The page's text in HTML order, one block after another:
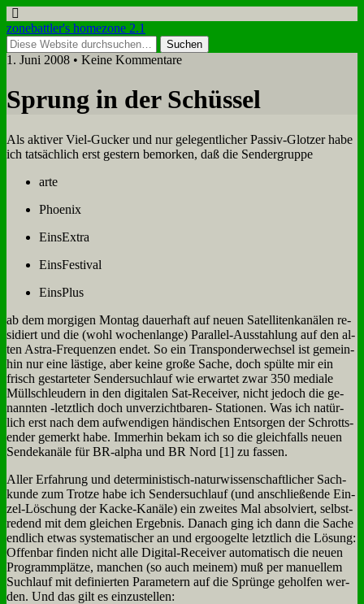
zonebattler's homezone 2.1
1. Juni 2008 • Keine Kommentare
Sprung in der Schüs­sel
Als ak­ti­ver Viel-Gucker und nur ge­le­gent­li­cher Pas­siv-Glot­zer ha­be
ich tat­säch­lich erst ge­stern be­mor­ken, daß die Sen­der­grup­pe
ar­te
Phoe­nix
EinsExtra
EinsFe­sti­val
EinsPlus
ab dem mor­gi­gen Mon­tag dau­er­haft auf neu­en Sa­tel­li­ten­ka­nä­len re­
si­diert und die (wohl wo­chen­lan­ge) Par­al­lel-Aus­stahlung auf den al­
ten Astra-Fre­quen­zen en­det. So ein Trans­pon­der­wech­sel ist ge­mein­
hin nur ei­ne lä­sti­ge, aber kei­ne gro­ße Sa­che, doch spül­te mir ein
frisch ge­star­te­ter Sen­der­such­lauf wie er­war­tet zwar 350 me­dia­le
Müll­schleu­dern in den di­gi­ta­len Sat-Re­cei­ver, nicht je­doch die ge­
nann­ten ‑letzt­lich doch un­ver­zicht­ba­ren- Sta­tio­nen. Was ich na­tür­
lich erst nach dem auf­wen­di­gen hän­di­schen Ent­sor­gen der Schrotts­
en­der ge­merkt ha­be. Im­mer­hin be­kam ich so die gleich­falls neu­en
Sen­de­ka­nä­le für BR-al­pha und BR Nord [1] zu fas­sen.
Al­ler Er­fah­rung und de­ter­mi­ni­stisch-na­tur­wis­sen­schaft­li­cher Sach­
kun­de zum Trot­ze ha­be ich Sen­der­such­lauf (und an­schlie­ßen­de Ein­
zel-Lö­schung der Kacke-Ka­nä­le) ein zwei­tes Mal ab­sol­viert, selbst­
re­dend mit dem glei­chen Er­geb­nis. Da­nach ging ich dann die Sa­che
end­lich et­was sy­ste­ma­ti­scher an und er­goo­gel­te letzt­lich die Lö­sung:
Of­fen­bar fin­den nicht al­le Di­gi­tal-Re­cei­ver au­to­ma­tisch die neu­en
Pro­gramm­plät­ze, man­chen (so auch mei­nem) muß per ma­nu­el­lem
Such­lauf mit de­fi­nier­ten Pa­ra­me­tern auf die Sprün­ge ge­hol­fen wer­
den. Und das gilt es ein­zu­stel­len: